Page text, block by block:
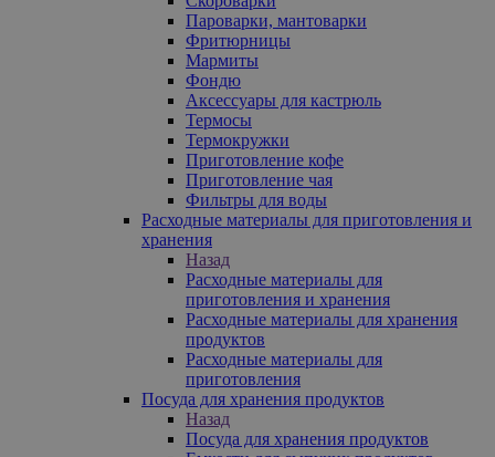
Пароварки, мантоварки
Фритюрницы
Мармиты
Фондю
Аксессуары для кастрюль
Термосы
Термокружки
Приготовление кофе
Приготовление чая
Фильтры для воды
Расходные материалы для приготовления и
хранения
Назад
Расходные материалы для
приготовления и хранения
Расходные материалы для хранения
продуктов
Расходные материалы для
приготовления
Посуда для хранения продуктов
Назад
Посуда для хранения продуктов